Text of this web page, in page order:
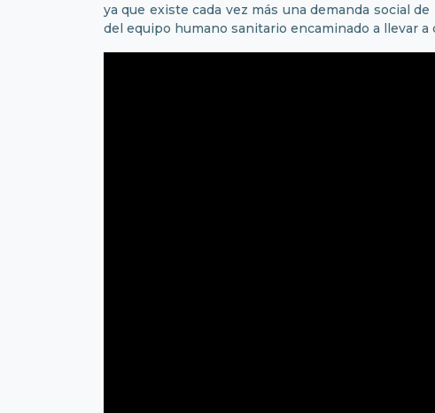
ya que existe cada vez más una demanda social
del equipo humano sanitario encaminado a llevar